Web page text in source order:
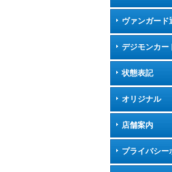
ヴァンガード
デジモンカー
状態表記
オリジナル
店舗案内
プライバシー